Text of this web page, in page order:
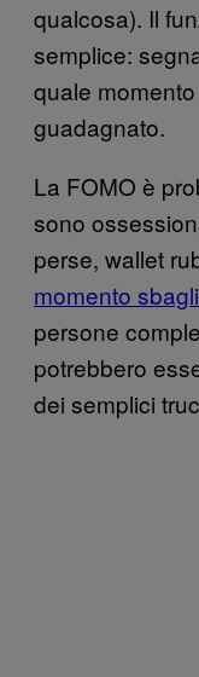
qualcosa). Il
semplice:
quale
guadagnato.
La FOMO è
sono
perse, wallet
momento
persone
potrebbero
dei semplici